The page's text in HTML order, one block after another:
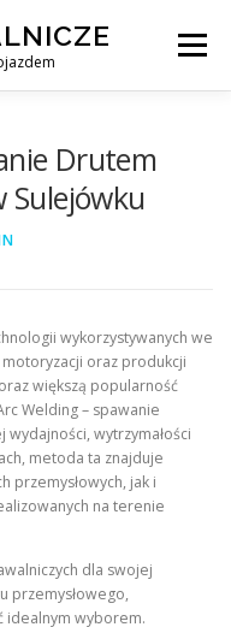
Menu
Drutem
Sulejówku
wykorzystywanych we
oraz produkcji
większą popularność
Welding – spawanie
wytrzymałości
metoda ta znajduje
przemysłowych, jak i
na terenie
dla swojej
przemysłowego,
idealnym wyborem.